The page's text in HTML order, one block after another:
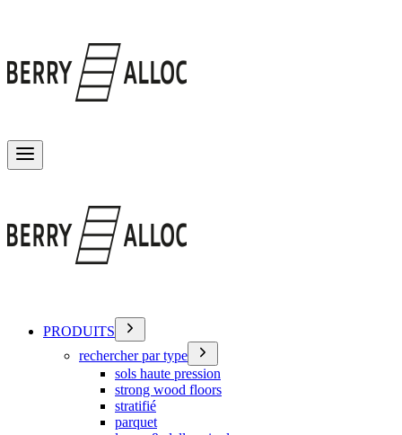
PRODUITS
rechercher par type
sols haute pression
strong wood floors
stratifié
parquet